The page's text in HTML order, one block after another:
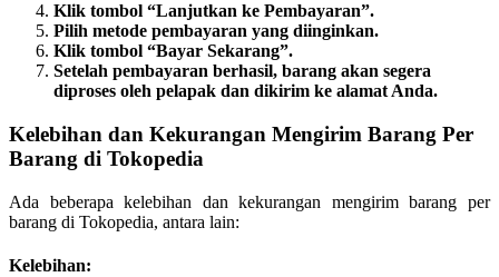
Klik tombol “Lanjutkan ke Pembayaran”.
Pilih metode pembayaran yang diinginkan.
Klik tombol “Bayar Sekarang”.
Setelah pembayaran berhasil, barang akan segera
diproses oleh pelapak dan dikirim ke alamat Anda.
Kelebihan dan Kekurangan Mengirim Barang Per
Barang di Tokopedia
Ada beberapa kelebihan dan kekurangan mengirim barang per
barang di Tokopedia, antara lain:
Kelebihan: